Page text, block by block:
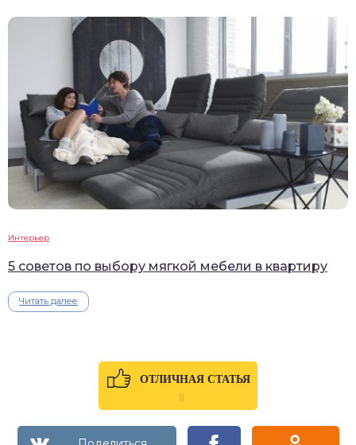
Интерьер
5 советов по выбору мягкой мебели в квартиру
Читать далее
ОТЛИЧНАЯ СТАТЬЯ
0